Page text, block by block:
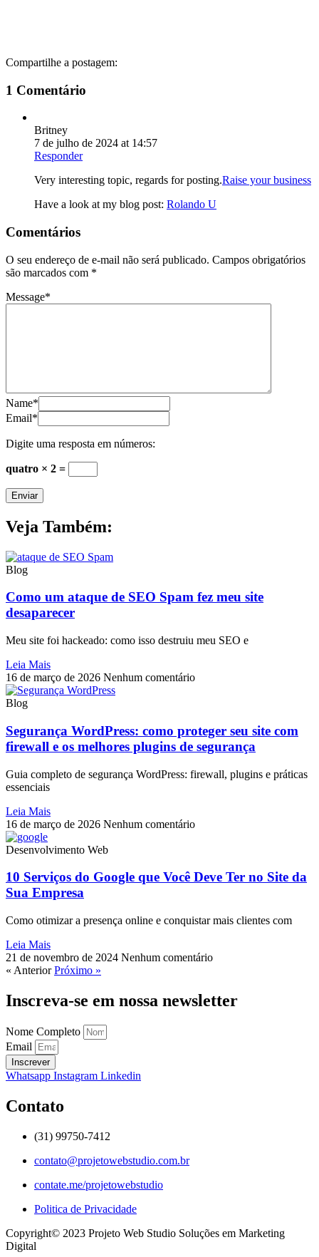
Compartilhe a postagem:
1 Comentário
Britney
7 de julho de 2024 at 14:57
Responder
Very interesting topic, regards for posting.Raise your business
Have a look at my blog post: Rolando U
Comentários
O seu endereço de e-mail não será publicado. Campos obrigatórios
são marcados com *
Message*
Name*
Email*
Digite uma resposta em números:
quatro × 2 =
Veja Também:
Blog
Como um ataque de SEO Spam fez meu site
desaparecer
Meu site foi hackeado: como isso destruiu meu SEO e
Leia Mais
16 de março de 2026 Nenhum comentário
Blog
Segurança WordPress: como proteger seu site com
firewall e os melhores plugins de segurança
Guia completo de segurança WordPress: firewall, plugins e práticas
essenciais
Leia Mais
16 de março de 2026 Nenhum comentário
Desenvolvimento Web
10 Serviços do Google que Você Deve Ter no Site da
Sua Empresa
Como otimizar a presença online e conquistar mais clientes com
Leia Mais
21 de novembro de 2024 Nenhum comentário
« Anterior Próximo »
Inscreva-se em nossa newsletter
Nome Completo
Email
Inscrever
Whatsapp Instagram Linkedin
Contato
(31) 99750-7412
contato@projetowebstudio.com.br
contate.me/projetowebstudio
Politica de Privacidade
Copyright©️ 2023 Projeto Web Studio Soluções em Marketing
Digital